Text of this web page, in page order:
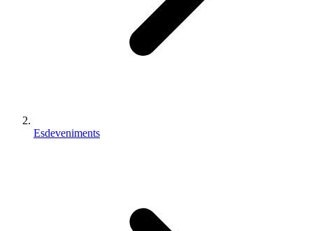
Esdeveniments